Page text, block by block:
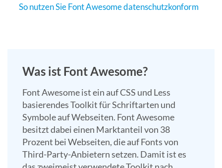
So nutzen Sie Font Awesome datenschutzkonform
Was ist Font Awesome?
Font Awesome ist ein auf CSS und Less
basierendes Toolkit für Schriftarten und
Symbole auf Webseiten. Font Awesome
besitzt dabei einen Marktanteil von 38
Prozent bei Webseiten, die auf Fonts von
Third-Party-Anbietern setzen. Damit ist es